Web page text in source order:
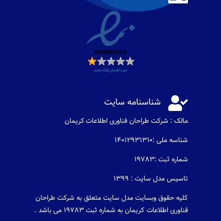
 شناسنامه سایت
مالک : شرکت طراحان فناوری اطلاعات كريمان
شناسه ملی :14012931310
شماره ثبت :19783
تاسیس مدل سایت : 1399
کلیه حقوق وبسایت مدل سایت متعلق به شرکت طراحان
فناوری اطلاعات کریمان به شماره ثبت 19783 می باشد .